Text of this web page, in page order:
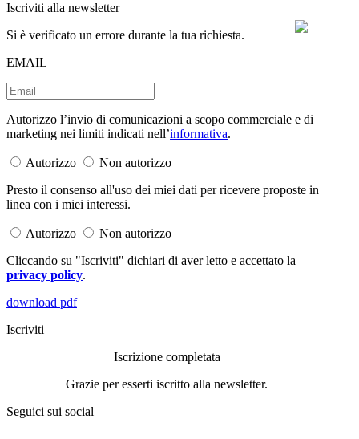
Iscriviti alla newsletter
Si è verificato un errore durante la tua richiesta.
EMAIL
Autorizzo l’invio di comunicazioni a scopo commerciale e di
marketing nei limiti indicati nell’informativa.
Autorizzo
Non autorizzo
Presto il consenso all'uso dei miei dati per ricevere proposte in
linea con i miei interessi.
Autorizzo
Non autorizzo
Cliccando su "Iscriviti" dichiari di aver letto e accettato la
privacy policy.
download pdf
Iscriviti
Iscrizione completata
Grazie per esserti iscritto alla newsletter.
Seguici sui social